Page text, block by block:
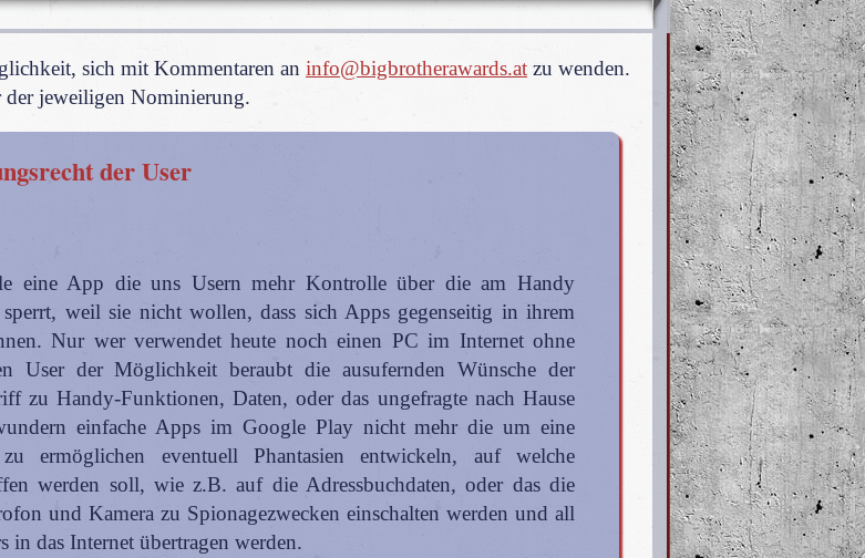
sich mit Kommentaren an info@bigbrotherawards.at zu wenden.
jeweiligen Nominierung.
der User
eine App die uns Usern mehr Kontrolle über die am Handy
weil sie nicht wollen, dass sich Apps gegenseitig in ihrem
Nur wer verwendet heute noch einen PC im Internet ohne
User der Möglichkeit beraubt die ausufernden Wünsche der
zu Handy-Funktionen, Daten, oder das ungefragte nach Hause
einfache Apps im Google Play nicht mehr die um eine
ermöglichen eventuell Phantasien entwickeln, auf welche
werden soll, wie z.B. auf die Adressbuchdaten, oder das die
und Kamera zu Spionagezwecken einschalten werden und all
in das Internet übertragen werden.